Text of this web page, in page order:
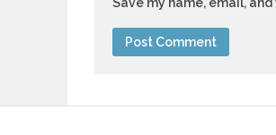
Save my name, email,